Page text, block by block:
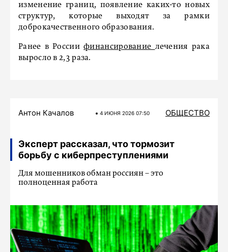
изменение границ, появление каких-то новых
структур, которые выходят за рамки
доброкачественного образования.
Ранее в Россиифинансирование лечения рака
выросло в 2,3 раза.
Антон Качалов 4 ИЮНЯ 2026 07:50 ОБЩЕСТВО
Эксперт рассказал, что тормозит
борьбу с киберпреступлениями
Для мошенников обман россиян – это
полноценная работа